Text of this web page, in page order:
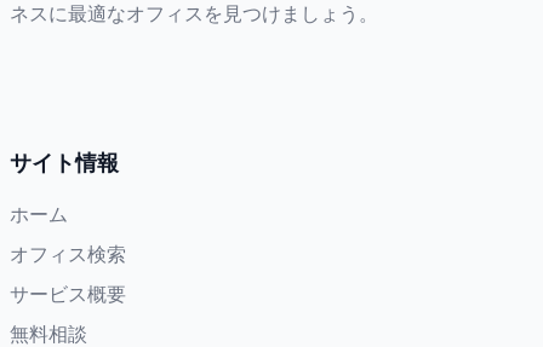
ネスに最適なオフィスを見つけましょう。
サイト情報
ホーム
オフィス検索
サービス概要
無料相談